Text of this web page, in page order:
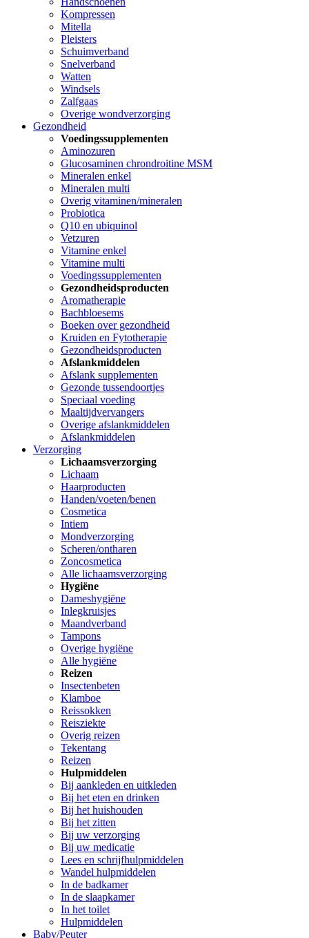
Kompressen
Mitella
Pleisters
Schuimverband
Snelverband
Watten
Windsels
Zalfgaas
Overige wondverzorging
Gezondheid
Voedingssupplementen
Aminozuren
Glucosaminen chrondroitine MSM
Mineralen enkel
Mineralen multi
Overig vitaminen/mineralen
Probiotica
Q10 en ubiquinol
Vetzuren
Vitamine enkel
Vitamine multi
Voedingssupplementen
Gezondheidsproducten
Aromatherapie
Bachbloesems
Boeken over gezondheid
Kruiden en Fytotherapie
Gezondheidsproducten
Afslankmiddelen
Afslank supplementen
Gezonde tussendoortjes
Speciaal voeding
Maaltijdvervangers
Overige afslankmiddelen
Afslankmiddelen
Verzorging
Lichaamsverzorging
Lichaam
Haarproducten
Handen/voeten/benen
Cosmetica
Intiem
Mondverzorging
Scheren/ontharen
Zoncosmetica
Alle lichaamsverzorging
Hygiëne
Dameshygiëne
Inlegkruisjes
Maandverband
Tampons
Overige hygiëne
Alle hygiëne
Reizen
Insectenbeten
Klamboe
Reissokken
Reisziekte
Overig reizen
Tekentang
Reizen
Hulpmiddelen
Bij aankleden en uitkleden
Bij het eten en drinken
Bij het huishouden
Bij het zitten
Bij uw verzorging
Bij uw medicatie
Lees en schrijfhulpmiddelen
Wandel hulpmiddelen
In de badkamer
In de slaapkamer
In het toilet
Hulpmiddelen
Baby/Peuter